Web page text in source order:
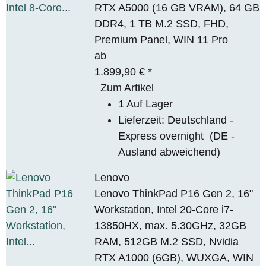
RTX A5000 (16 GB VRAM), 64 GB
DDR4, 1 TB M.2 SSD, FHD,
Premium Panel, WIN 11 Pro
ab
1.899,90 €*
Zum Artikel
1 Auf Lager
Lieferzeit: Deutschland -
Express overnight (DE -
Ausland abweichend)
Lenovo
Lenovo ThinkPad P16 Gen 2, 16"
Workstation, Intel 20-Core i7-
13850HX, max. 5.30GHz, 32GB
RAM, 512GB M.2 SSD, Nvidia
RTX A1000 (6GB), WUXGA, WIN